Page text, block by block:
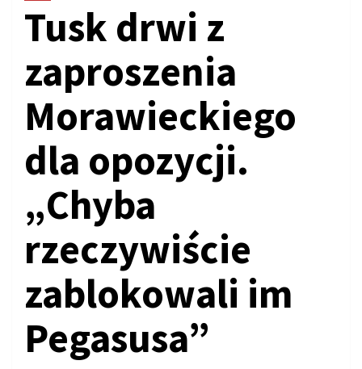
Tusk drwi z
zaproszenia
Morawieckiego
dla opozycji.
„Chyba
rzeczywiście
zablokowali im
Pegasusa”